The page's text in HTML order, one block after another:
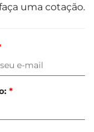
uma cotação.
*